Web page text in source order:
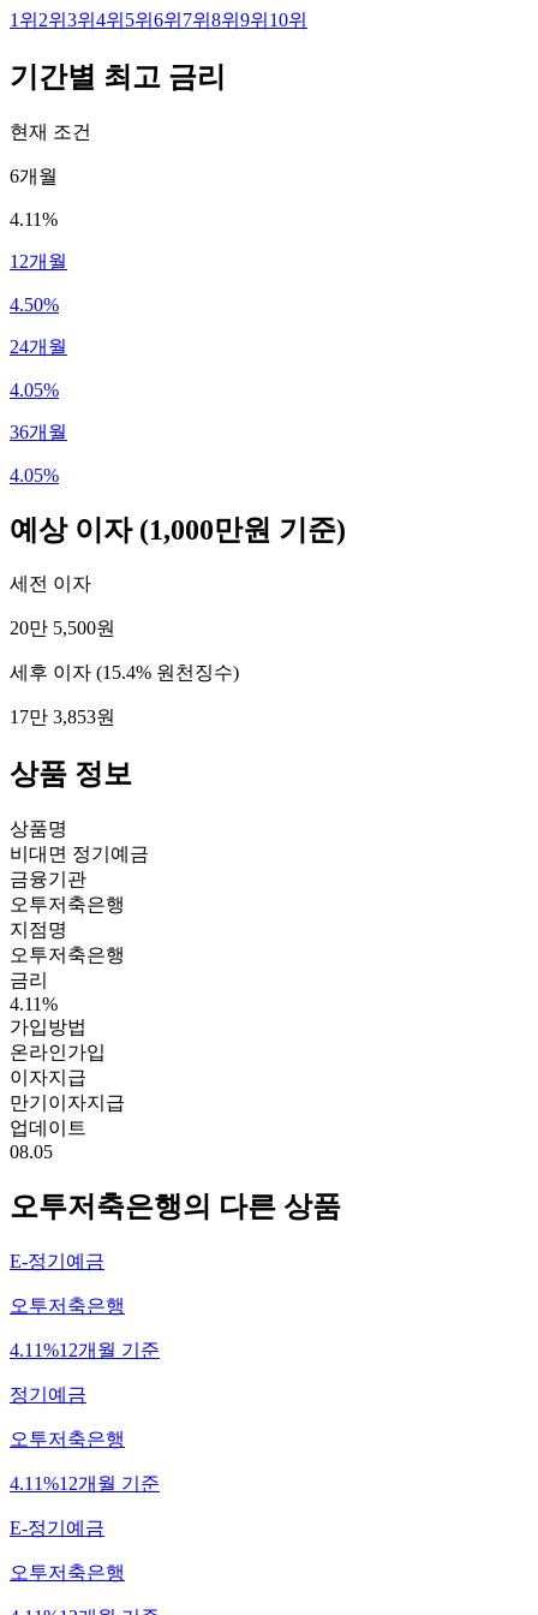
1 위 2위 3위 4위 5위 6위 7위 8위 9위 10위
기간별 최고 금리
현재 조건
6개월
4.11%
12개월
4.50%
24개월
4.05%
36개월
4.05%
예상 이자 (1,000만원 기준)
세전 이자
20만 5,500원
세후 이자 (15.4% 원천징수)
17만 3,853원
상품 정보
상품명
비대면 정기예금
금융기관
오투저축은행
지점명
오투저축은행
금리
4.11%
가입방법
온라인가입
이자지급
만기이자지급
업데이트
08.05
오투저축은행의 다른 상품
E-정기예금
오투저축은행
4.11%12개월 기준
정기예금
오투저축은행
4.11%12개월 기준
E-정기예금
오투저축은행